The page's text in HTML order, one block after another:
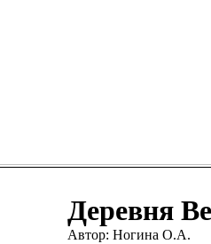
Деревня
Автор: Ногина О.А.